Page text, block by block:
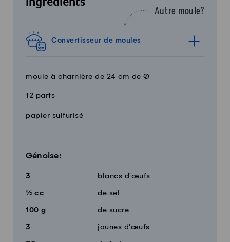
Ingrédients
Autre moule?
Convertisseur de moules
moule à charnière de 24 cm de Ø
12 parts
QuantitéIngrédients
papier sulfurisé
Génoise:
3 blancs d'œufs
½ cc de sel
100 g de sucre
3 jaunes d'œufs